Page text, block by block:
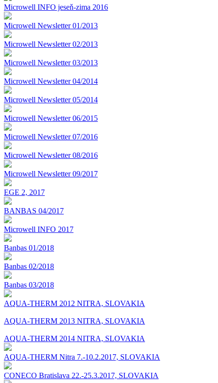
Microwell INFO jeseň-zima 2016
Microwell Newsletter 01/2013
Microwell Newsletter 02/2013
Microwell Newsletter 03/2013
Microwell Newsletter 04/2014
Microwell Newsletter 05/2014
Microwell Newsletter 06/2015
Microwell Newsletter 07/2016
Microwell Newsletter 08/2016
Microwell Newsletter 09/2017
EGE 2, 2017
BANBAS 04/2017
Microwell INFO 2017
Banbas 01/2018
Banbas 02/2018
Banbas 03/2018
AQUA-THERM 2012 NITRA, SLOVAKIA
AQUA-THERM 2013 NITRA, SLOVAKIA
AQUA-THERM 2014 NITRA, SLOVAKIA
AQUA-THERM Nitra 7.-10.2.2017, SLOVAKIA
CONECO Bratislava 22.-25.3.2017, SLOVAKIA